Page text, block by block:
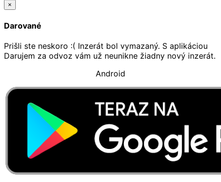
×
Darované
Prišli ste neskoro :( Inzerát bol vymazaný. S aplikáciou
Darujem za odvoz vám už neunikne žiadny nový inzerát.
Android